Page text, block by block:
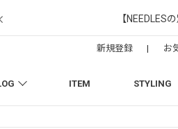
【NEEDLES
ITEM STYLING
新規登録 | お